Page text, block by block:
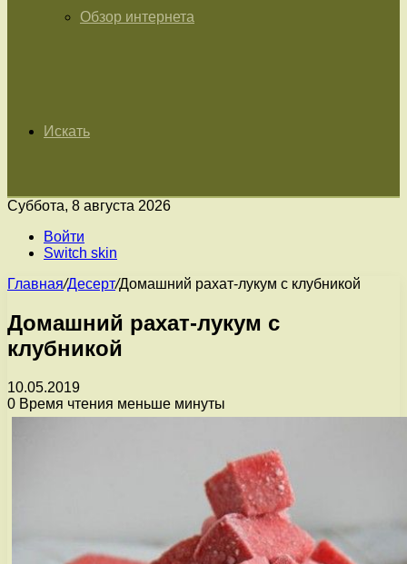
Обзор интернета
Искать
Суббота, 8 августа 2026
Войти
Switch skin
Главная/Десерт/Домашний рахат-лукум с клубникой
Домашний рахат-лукум с
клубникой
10.05.2019
0 Время чтения меньше минуты